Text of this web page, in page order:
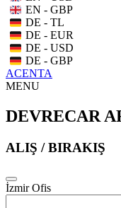
EN - GBP
DE - TL
DE - EUR
DE - USD
DE - GBP
ACENTA
MENU
DEVRECAR
ALIŞ / BIRAKIŞ
İzmir Ofis